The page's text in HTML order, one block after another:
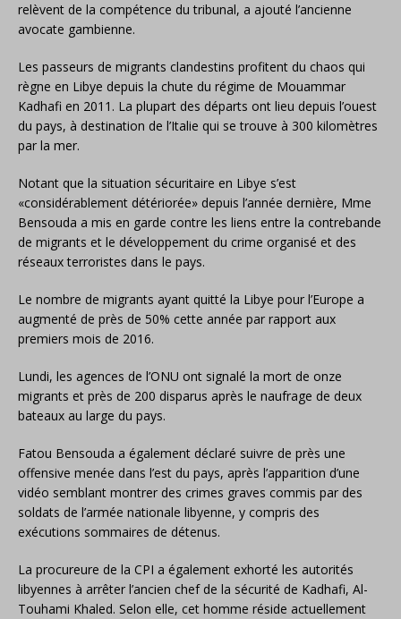
relèvent de la compétence du tribunal, a ajouté l’ancienne
avocate gambienne.
Les passeurs de migrants clandestins profitent du chaos qui
règne en Libye depuis la chute du régime de Mouammar
Kadhafi en 2011. La plupart des départs ont lieu depuis l’ouest
du pays, à destination de l’Italie qui se trouve à 300 kilomètres
par la mer.
Notant que la situation sécuritaire en Libye s’est
«considérablement détériorée» depuis l’année dernière, Mme
Bensouda a mis en garde contre les liens entre la contrebande
de migrants et le développement du crime organisé et des
réseaux terroristes dans le pays.
Le nombre de migrants ayant quitté la Libye pour l’Europe a
augmenté de près de 50% cette année par rapport aux
premiers mois de 2016.
Lundi, les agences de l’ONU ont signalé la mort de onze
migrants et près de 200 disparus après le naufrage de deux
bateaux au large du pays.
Fatou Bensouda a également déclaré suivre de près une
offensive menée dans l’est du pays, après l’apparition d’une
vidéo semblant montrer des crimes graves commis par des
soldats de l’armée nationale libyenne, y compris des
exécutions sommaires de détenus.
La procureure de la CPI a également exhorté les autorités
libyennes à arrêter l’ancien chef de la sécurité de Kadhafi, Al-
Touhami Khaled. Selon elle, cet homme réside actuellement